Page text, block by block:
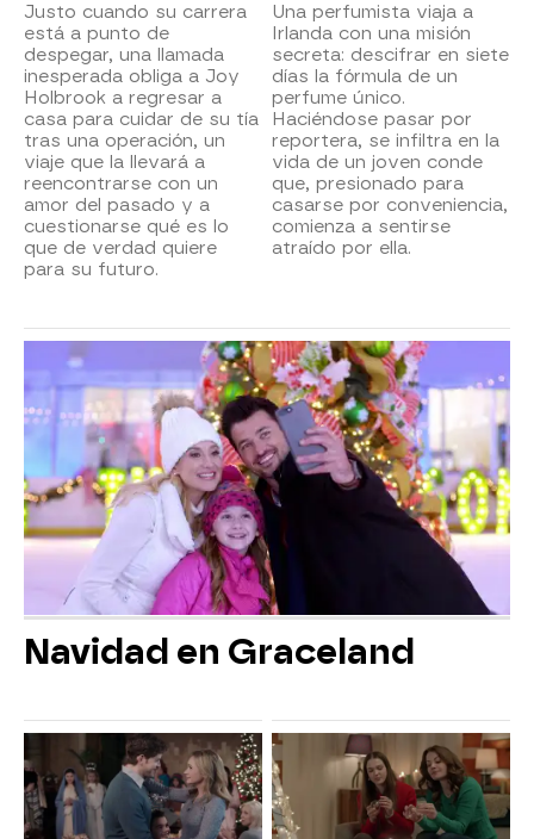
Justo cuando su carrera
está a punto de
despegar, una llamada
inesperada obliga a Joy
Holbrook a regresar a
casa para cuidar de su tía
tras una operación, un
viaje que la llevará a
reencontrarse con un
amor del pasado y a
cuestionarse qué es lo
que de verdad quiere
para su futuro.
Una perfumista viaja a
Irlanda con una misión
secreta: descifrar en siete
días la fórmula de un
perfume único.
Haciéndose pasar por
reportera, se infiltra en la
vida de un joven conde
que, presionado para
casarse por conveniencia,
comienza a sentirse
atraído por ella.
Navidad en Graceland